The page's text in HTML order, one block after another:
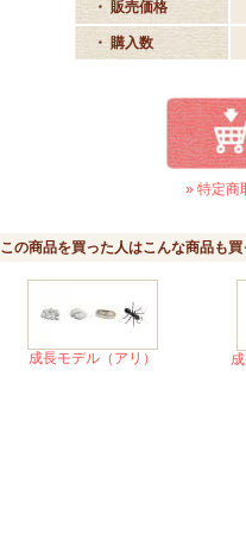
・ 販売価格
・ 購入数
» 特定商
この商品を買った人はこんな商品も
成長モデル（アリ）